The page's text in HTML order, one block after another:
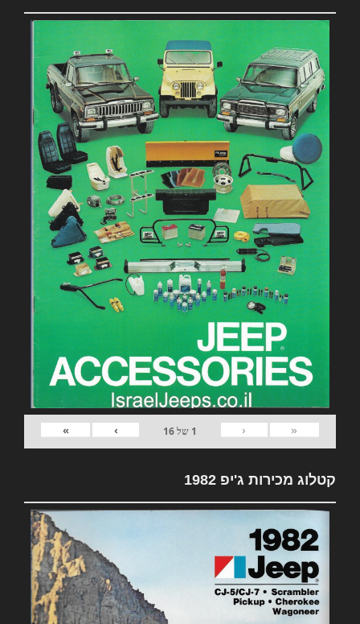
«
‹
1 של16
›
»
קטלוג מכירות ג'יפ 1982